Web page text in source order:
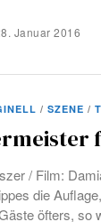
Januar 2016
/ SZENE /
/ Film:
die
öfters, so